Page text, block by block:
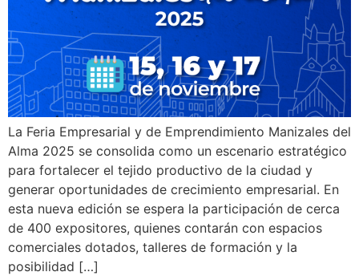
La Feria Empresarial y de Emprendimiento Manizales del
Alma 2025 se consolida como un escenario estratégico
para fortalecer el tejido productivo de la ciudad y
generar oportunidades de crecimiento empresarial. En
esta nueva edición se espera la participación de cerca
de 400 expositores, quienes contarán con espacios
comerciales dotados, talleres de formación y la
posibilidad […]